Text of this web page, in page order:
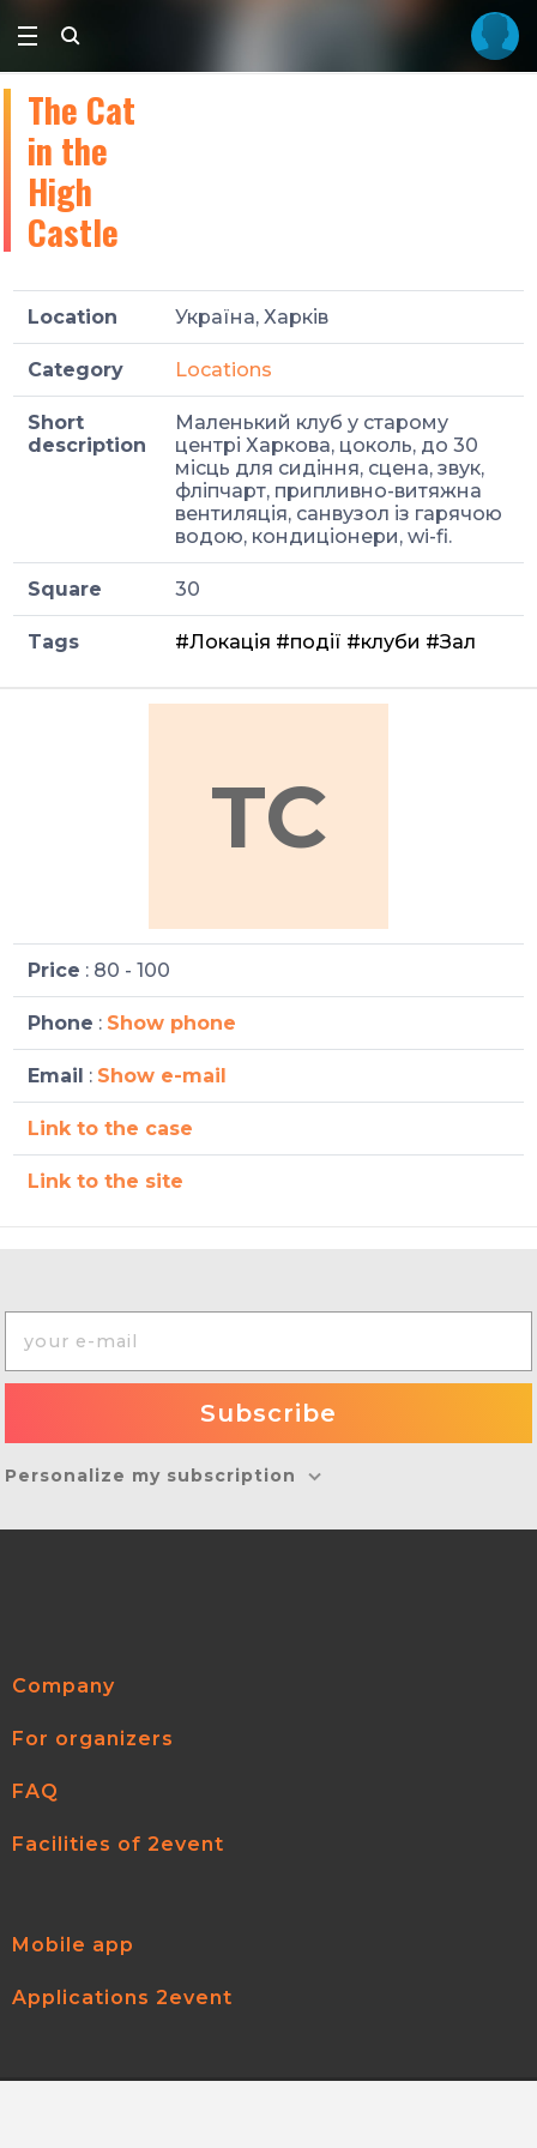
The Cat
in the
High
Castle
Location Україна, Харків
Category Locations
Short
description
Маленький клуб у старому
центрі Харкова, цоколь, до 30
місць для сидіння, сцена, звук,
фліпчарт, припливно-витяжна
вентиляція, санвузол із гарячою
водою, кондиціонери, wi-fi.
Square 30
Tags #Локація #події #клуби #Зал
TC
Price : 80 - 100
Phone : Show phone
Email : Show e-mail
Link to the case
Link to the site
Personalize my subscription
Company
For organizers
FAQ
Facilities of 2event
Mobile app
Applications 2event